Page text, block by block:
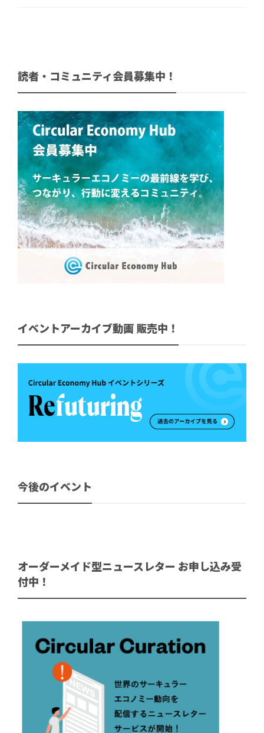
読者・コミュニティ会員募集中！
イベントアーカイブ動画 販売中！
今後のイベント
オーダーメイド型ニュースレター お申し込み受
付中！